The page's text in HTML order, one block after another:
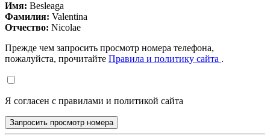
Имя: Besleaga
Фамилия: Valentina
Отчество: Nicolae
Прежде чем запросить просмотр номера телефона,
пожалуйста, прочитайте Правила и политику сайта .
Я согласен с правилами и политикой сайта
Запросить просмотр номера